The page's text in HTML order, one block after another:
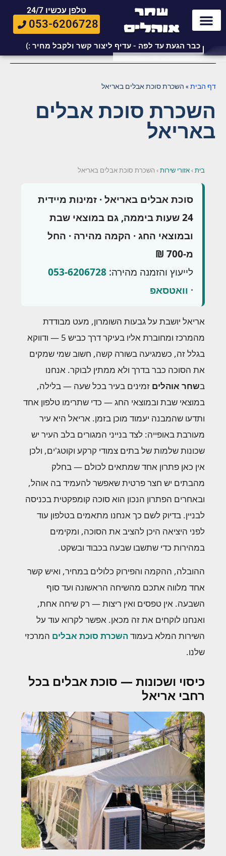
טלפן עכשיו 24/7
053-6206728
כבר הגעת עד לפה - עדיף ליצור קשר ולקבל מחיר :)
דף הבית» השכרת סוכת אבלים באריאל
השכרת סוכת אבלים
באריאל
בית›אזורי שירות› השכרת סוכת אבלים באריאל
סוכת אבלים באריאל · זמינות מיידית
24 שעות ביממה, גם במוצאי שבת
ובמוצאי החג · הקמה מהירה · החל
מ-700 ₪
לייעוץ והזמנה מהירה: 053-6206728
· וואטסאפ
אריאל יושבת על גבעות השומרון, מעט מבודדת
מהמרכז ומחוברת אליו בעיקר דרך כביש 5 — ודווקא
בגלל זה, כשמגיעה בשורה קשה, חשוב שמי שמקים
את הסוכה כבר בדרך ולא ממתין לבוקר. אנחנו
בשחר אוהלים זמינים בעיר בכל שעה — בלילה,
במוצאי שבת ובמוצאי החג — כדי שתרימו טלפון אחד
ותדעו שהמבנה יעמוד מוכן בזמן. אריאל היא עיר
מעורבת באופייה: לצד בנייני המגורים בלב העיר יש
שכונות שלמות של בתים צמודי קרקע וקוטג'ים, ולכן
אין כאן פתרון אחד שמתאים לכולם — בחלק
מהבתים יש חצר פרטית שאפשר להעמיד בה אוהל,
ובאחרים הפתרון הנכון הוא סוכה קומפקטית בכניסה
לבניין. בדיוק לשם כך אנחנו מתאמים בטלפון עוד
לפני היציאה היכן להציב את הסוכה, ומקימים
במהירות כדי שתשבו שבעה בכבוד ובשקט.
ההובלה, ההקמה והפירוק כלולים במחיר, ואיש קשר
אחד מלווה אתכם מהשיחה הראשונה ועד סוף
השבעה. אין טפסים ואין ריצות — רק שיחה אחת,
ואנחנו לוקחים את זה מכאן. אפשר לקרוא עוד על
השירות המלא בעמודהשכרת סוכת אבלים המרכזי
שלנו.
כיסוי ושכונות — סוכת אבלים בכל
רחבי אריאל